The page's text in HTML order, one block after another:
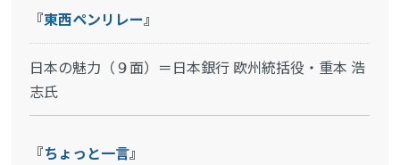
『東西ペンリレー』
日本の魅力（９面）＝日本銀行 欧州統括役・重本 浩
志氏
『ちょっと一言』